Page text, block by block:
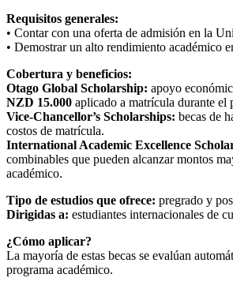
Requisitos generales:
• Contar con una oferta de admisión en la
• Demostrar un alto rendimiento académico
Cobertura y beneficios:
Otago Global Scholarship: apoyo
NZD 15.000 aplicado a matrícula durante el
Vice-Chancellor’s Scholarships: becas de
costos de matrícula.
International Academic Excellence
combinables que pueden alcanzar montos
académico.
Tipo de estudios que ofrece: pregrado y
Dirigidas a: estudiantes internacionales de
¿Cómo aplicar?
La mayoría de estas becas se evalúan
programa académico.